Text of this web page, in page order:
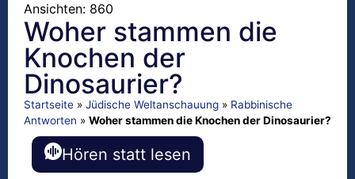
Ansichten: 860
Woher stammen die
Knochen der
Dinosaurier?
Startseite » Jüdische Weltanschauung » Rabbinische
Antworten » Woher stammen die Knochen der Dinosaurier?
Hören statt lesen